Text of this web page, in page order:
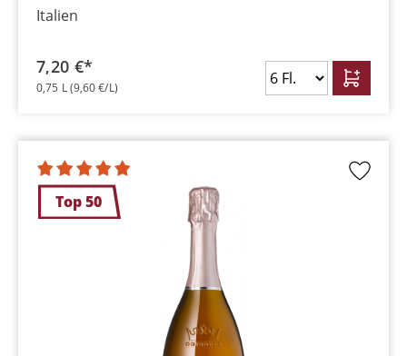
Italien
7,20 €*
0,75 L(9,60 €/L)
Top 50